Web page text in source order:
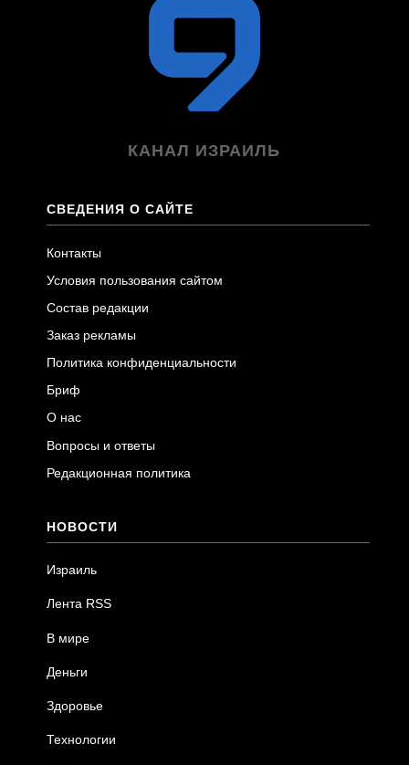
КАНАЛ ИЗРАИЛЬ
СВЕДЕНИЯ О САЙТЕ
Контакты
Условия пользования сайтом
Состав редакции
Заказ рекламы
Политика конфиденциальности
Бриф
О нас
Вопросы и ответы
Редакционная политика
НОВОСТИ
Израиль
Лента RSS
В мире
Деньги
Здоровье
Технологии